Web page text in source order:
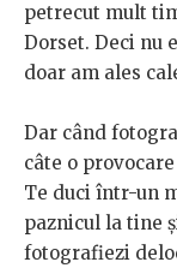
petrecut mult
Dorset. Deci nu
doar am ales
Dar când
câte o
Te duci într-un
paznicul la tine
fotografiezi